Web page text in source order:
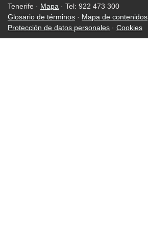
Tenerife · Mapa · Tel: 922 473 300
Glosario de términos · Mapa de contenidos
Protección de datos personales · Cookies